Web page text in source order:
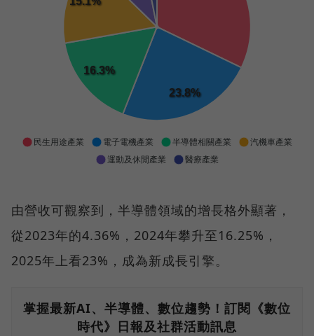
由營收可觀察到，半導體領域的增長格外顯著，
從2023年的4.36%，2024年攀升至16.25%，
2025年上看23%，成為新成長引擎。
掌握最新AI、半導體、數位趨勢！訂閱《數位
時代》日報及社群活動訊息